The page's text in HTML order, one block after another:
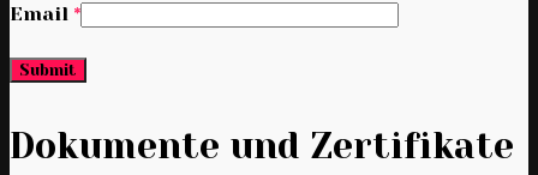
Email *
Dokumente und Zertifikate